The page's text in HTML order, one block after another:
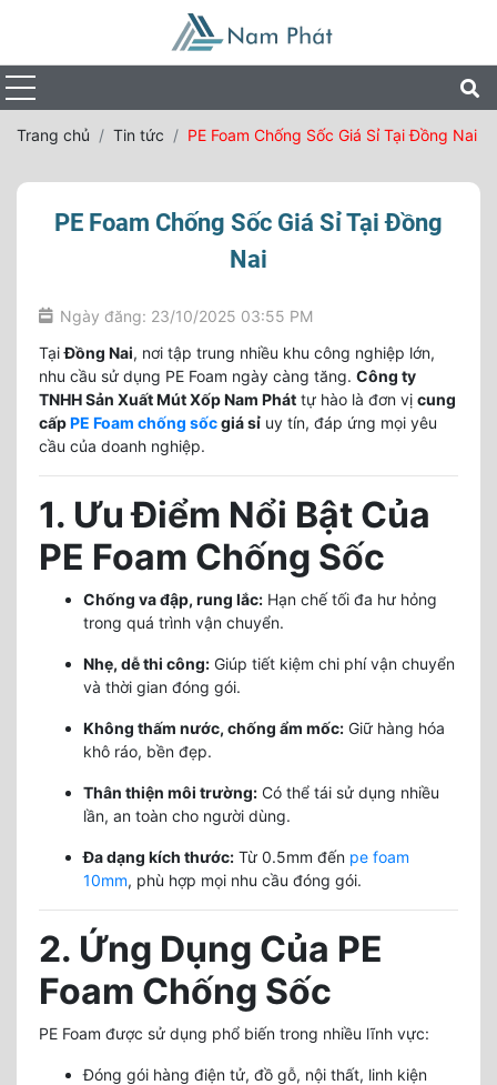
Trang chủ Tin tức PE Foam Chống Sốc Giá Sỉ Tại Đồng Nai
PE Foam Chống Sốc Giá Sỉ Tại Đồng
Nai
Ngày đăng: 23/10/2025 03:55 PM
TạiĐồng Nai, nơi tập trung nhiều khu công nghiệp lớn,
nhu cầu sử dụng PE Foam ngày càng tăng. Công ty
TNHH Sản Xuất Mút Xốp Nam Phát tự hào là đơn vị cung
cấpPE Foam chống sốcgiá sỉ uy tín, đáp ứng mọi yêu
cầu của doanh nghiệp.
1. Ưu Điểm Nổi Bật Của
PE Foam Chống Sốc
Chống va đập, rung lắc: Hạn chế tối đa hư hỏng
trong quá trình vận chuyển.
Nhẹ, dễ thi công: Giúp tiết kiệm chi phí vận chuyển
và thời gian đóng gói.
Không thấm nước, chống ẩm mốc: Giữ hàng hóa
khô ráo, bền đẹp.
Thân thiện môi trường: Có thể tái sử dụng nhiều
lần, an toàn cho người dùng.
Đa dạng kích thước: Từ 0.5mm đến pe foam
10mm, phù hợp mọi nhu cầu đóng gói.
2. Ứng Dụng Của PE
Foam Chống Sốc
PE Foam được sử dụng phổ biến trong nhiều lĩnh vực:
Đóng gói hàng điện tử, đồ gỗ, nội thất, linh kiện